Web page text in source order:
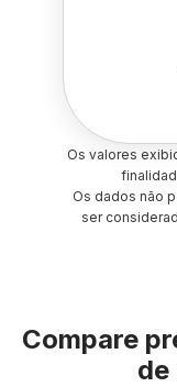
Os valores
Os dados não
ser
Compare
de